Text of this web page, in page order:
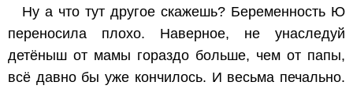
Ну а что тут другое скажешь? Беременность Ю
переносила плохо. Наверное, не унаследуй
детёныш от мамы гораздо больше, чем от папы,
всё давно бы уже кончилось. И весьма печально.